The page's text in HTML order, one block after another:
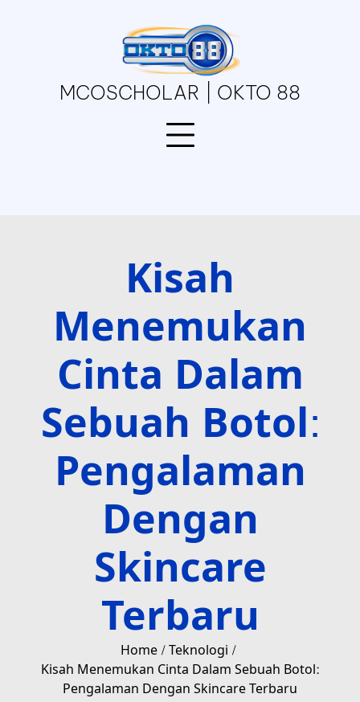
MCOSCHOLAR | OKTO 88
Kisah
Menemukan
Cinta Dalam
Sebuah Botol:
Pengalaman
Dengan
Skincare
Terbaru
Home Teknologi
Kisah Menemukan Cinta Dalam Sebuah Botol:
Pengalaman Dengan Skincare Terbaru